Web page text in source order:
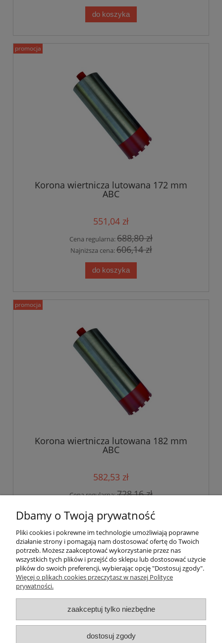
do koszyka
Korona wiertnicza lutowana 172 mm
ABC
551,04 zł
Cena regularna:688,80 zł
Najniższa cena:606,14 zł
do koszyka
promocja
Korona wiertnicza lutowana 182 mm
ABC
582,53 zł
Cena regularna:728,16 zł
promocja
« 1 2 3 »
Moje konto
Dbamy o Twoją prywatność
Pliki cookies i pokrewne im technologie umożliwiają poprawne
działanie strony i pomagają nam dostosować ofertę do Twoich
potrzeb. Możesz zaakceptować wykorzystanie przez nas
wszystkich tych plików i przejść do sklepu lub dostosować użycie
plików do swoich preferencji, wybierając opcję "Dostosuj zgody".
Więcej o plikach cookies przeczytasz w naszej Polityce
prywatności.
zaakceptuj tylko niezbędne
dostosuj zgody